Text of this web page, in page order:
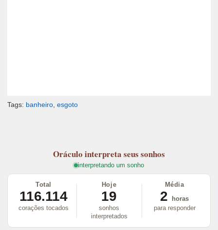
Tags: banheiro esgoto
Oráculo interpreta seus sonhos
interpretando um sonho
Total
116.114
corações tocados
Hoje
19
sonhos
interpretados
Média
2
horas
para responder